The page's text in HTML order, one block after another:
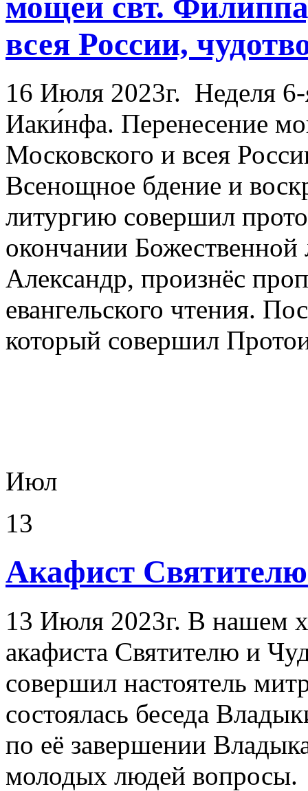
всея России,
16 Июля 2023г. Неделя
Иаки́нфа. Перенесение
Московского и всея
Всенощное бдение и
литургию совершил
окончании Божественной
Александр, произнёс
евангельского чтения.
который совершил
Июл
13
Акафист
13 Июля 2023г. В нашем
акафиста Святителю и
совершил настоятель
состоялась беседа
по её завершении
молодых людей вопросы.